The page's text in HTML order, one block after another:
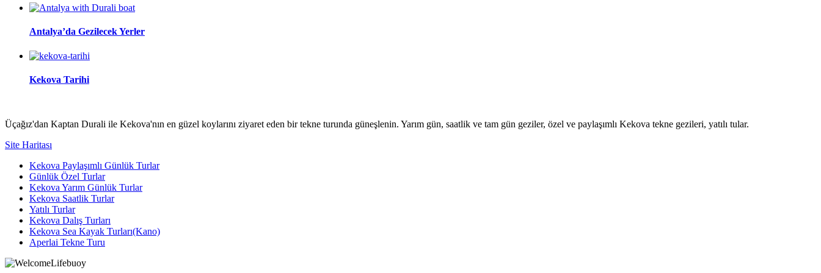
Antalya’da Gezilecek Yerler
Kekova Tarihi
Üçağız'dan Kaptan Durali ile Kekova'nın en güzel koylarını ziyaret eden bir tekne turunda güneşlenin. Yarım gün, saatlik ve tam gün geziler, özel ve paylaşımlı Kekova tekne gezileri, yatılı tular.
Site Haritası
Kekova Paylaşımlı Günlük Turlar
Günlük Özel Turlar
Kekova Yarım Günlük Turlar
Kekova Saatlik Turlar
Yatılı Turlar
Kekova Dalış Turları
Kekova Sea Kayak Turları(Kano)
Aperlai Tekne Turu